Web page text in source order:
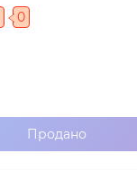
0
Продано